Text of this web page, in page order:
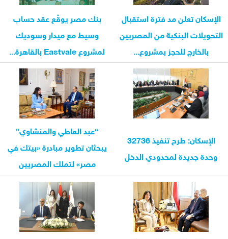
الإسكان تعلن مد فترة استقبال
التحويلات البنكية من المصريين
بالخارج للحجز بمشروع...
بنك مصر يوقّع عقد حساب
وسيط مع ميدار وسوديك
لمشروع Eastvale بالقاهرة...
الإسكان: طرح تنفيذ 32736
وحدة جديدة لمحدودي الدخل
“عبد العاطي والمنشاوي”
يبحثان تطوير مبادرة «بيتك في
مصر» لتملك المصريين
بالخارج...